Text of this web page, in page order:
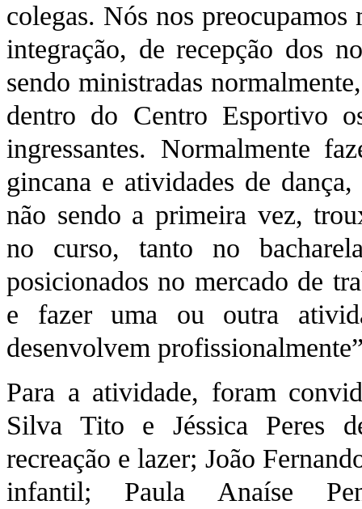
colegas. Nós nos preocupamos
integração, de recepção dos
sendo ministradas
dentro do Centro Esportivo
ingressantes. Normalmente
gincana e atividades de
não sendo a primeira vez,
no curso, tanto no
posicionados no mercado de
e fazer uma ou outra
desenvolvem
Para a atividade, foram
Silva Tito e Jéssica Peres
recreação e lazer; João
infantil; Paula Anaíse